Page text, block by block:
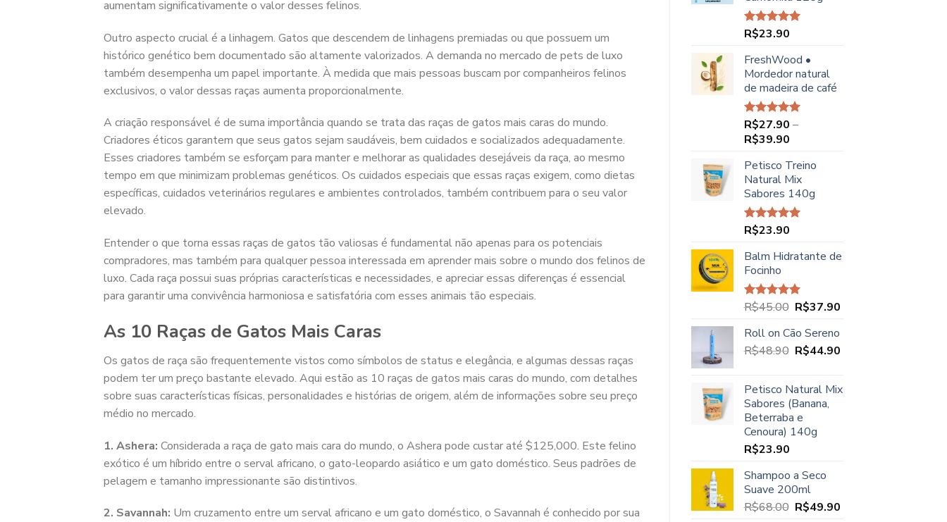
aumentam significativamente o valor desses felinos.
Outro aspecto crucial é a linhagem. Gatos que descendem de linhagens premiadas ou que possuem um
histórico genético bem documentado são altamente valorizados. A demanda no mercado de pets de luxo
também desempenha um papel importante. À medida que mais pessoas buscam por companheiros felinos
exclusivos, o valor dessas raças aumenta proporcionalmente.
A criação responsável é de suma importância quando se trata das raças de gatos mais caras do mundo.
Criadores éticos garantem que seus gatos sejam saudáveis, bem cuidados e socializados adequadamente.
Esses criadores também se esforçam para manter e melhorar as qualidades desejáveis da raça, ao mesmo
tempo em que minimizam problemas genéticos. Os cuidados especiais que essas raças exigem, como dietas
específicas, cuidados veterinários regulares e ambientes controlados, também contribuem para o seu valor
elevado.
Entender o que torna essas raças de gatos tão valiosas é fundamental não apenas para os potenciais
compradores, mas também para qualquer pessoa interessada em aprender mais sobre o mundo dos felinos de
luxo. Cada raça possui suas próprias características e necessidades, e apreciar essas diferenças é essencial
para garantir uma convivência harmoniosa e satisfatória com esses animais tão especiais.
As 10 Raças de Gatos Mais Caras
Os gatos de raça são frequentemente vistos como símbolos de status e elegância, e algumas dessas raças
podem ter um preço bastante elevado. Aqui estão as 10 raças de gatos mais caras do mundo, com detalhes
sobre suas características físicas, personalidades e histórias de origem, além de informações sobre seu preço
médio no mercado.
1. Ashera: Considerada a raça de gato mais cara do mundo, o Ashera pode custar até $125,000. Este felino
exótico é um híbrido entre o serval africano, o gato-leopardo asiático e um gato doméstico. Seus padrões de
pelagem e tamanho impressionante são distintivos.
2. Savannah: Um cruzamento entre um serval africano e um gato doméstico, o Savannah é conhecido por sua
Avaliação
R$23.90
FreshWood •
Mordedor natural
de madeira de café
Avaliação
5.00de 5
R$27.90 –
R$39.90Faixa
preço:
R$27.90
através
R$39.90
Petisco Treino
Natural Mix
Sabores 140g
Avaliação
R$23.90
Balm Hidratante de
Focinho
Avaliação
R$45.00 O
original
era:
R$37.90
Roll on Cão Sereno
R$48.90 O
era:
R$48.90.
R$44.90
é:
Petisco Natural Mix
Sabores (Banana,
Beterraba e
Cenoura) 140g
R$23.90
Shampoo a Seco
Suave 200ml
R$68.00 O
R$49.90